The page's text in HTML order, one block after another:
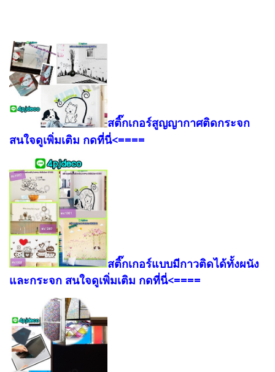
สติ๊กเกอร์สูญญากาศติดกระจก
สนใจดูเพิ่มเติม กดที่นี่<====
สติ๊กเกอร์แบบมีกาวติดได้ทั้งผนัง
และกระจก สนใจดูเพิ่มเติม กดที่นี่<====